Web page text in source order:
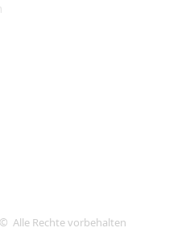
Alle Rechte vorbehalten